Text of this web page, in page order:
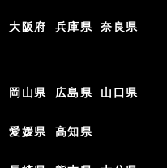
大阪府 兵庫県 奈良県
岡山県 広島県 山口県
愛媛県 高知県